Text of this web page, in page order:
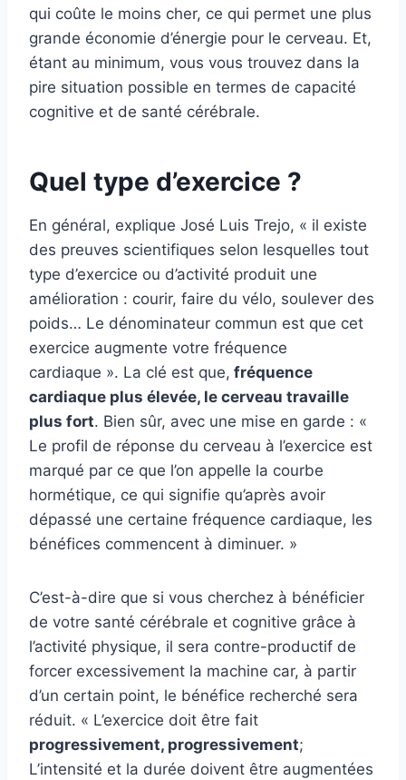
qui coûte le moins cher, ce qui permet une plus
grande économie d’énergie pour le cerveau. Et,
étant au minimum, vous vous trouvez dans la
pire situation possible en termes de capacité
cognitive et de santé cérébrale.
Quel type d’exercice ?
En général, explique José Luis Trejo, « il existe
des preuves scientifiques selon lesquelles tout
type d’exercice ou d’activité produit une
amélioration : courir, faire du vélo, soulever des
poids… Le dénominateur commun est que cet
exercice augmente votre fréquence
cardiaque ». La clé est que, fréquence
cardiaque plus élevée, le cerveau travaille
plus fort. Bien sûr, avec une mise en garde : «
Le profil de réponse du cerveau à l’exercice est
marqué par ce que l’on appelle la courbe
hormétique, ce qui signifie qu’après avoir
dépassé une certaine fréquence cardiaque, les
bénéfices commencent à diminuer. »
C’est-à-dire que si vous cherchez à bénéficier
de votre santé cérébrale et cognitive grâce à
l’activité physique, il sera contre-productif de
forcer excessivement la machine car, à partir
d’un certain point, le bénéfice recherché sera
réduit. « L’exercice doit être fait
progressivement, progressivement;
L’intensité et la durée doivent être augmentées